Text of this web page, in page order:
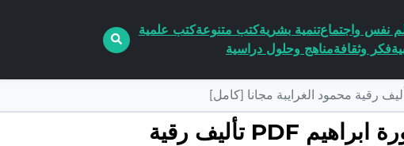
نفس واجتماعتنمية بشريةكتب متنوعةكتب علمية
فكر وثقافةمناهج وحلول دراسية
تحميل كتاب تأملات شيخ الاسلام ابن تيمية في القرآن الكريم سورة ابراهيم PDF تأليف رقية